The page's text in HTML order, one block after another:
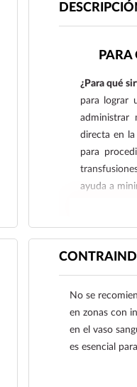
¿Para qué
para lograr
administrar
directa en la
para
ayuda a
No se
en zonas con
en el vaso
es esencial